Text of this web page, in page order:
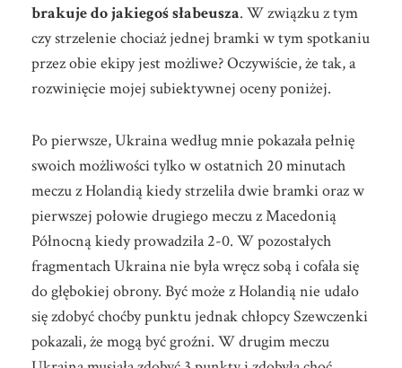
brakuje do jakiegoś słabeusza. W związku z tym
czy strzelenie chociaż jednej bramki w tym spotkaniu
przez obie ekipy jest możliwe? Oczywiście, że tak, a
rozwinięcie mojej subiektywnej oceny poniżej.
Po pierwsze, Ukraina według mnie pokazała pełnię
swoich możliwości tylko w ostatnich 20 minutach
meczu z Holandią kiedy strzeliła dwie bramki oraz w
pierwszej połowie drugiego meczu z Macedonią
Północną kiedy prowadziła 2-0. W pozostałych
fragmentach Ukraina nie była wręcz sobą i cofała się
do głębokiej obrony. Być może z Holandią nie udało
się zdobyć choćby punktu jednak chłopcy Szewczenki
pokazali, że mogą być groźni. W drugim meczu